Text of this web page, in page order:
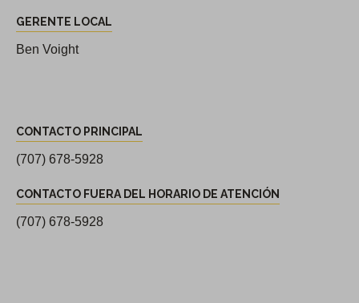
o
s
d
i
t
r
e
r
t
e
d
e
d
i
GERENTE LOCAL
Ben Voight
o
n
t
a
c
CONTACTO PRINCIPAL
(707) 678-5928
CONTACTO FUERA DEL HORARIO DE ATENCIÓN
(707) 678-5928